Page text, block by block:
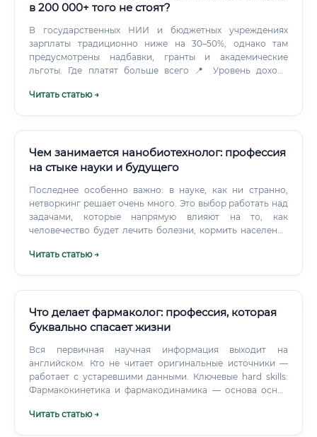
в 200 000+ того не стоят?
В государственных НИИ и бюджетных учреждениях
зарплаты традиционно ниже на 30–50%, однако там
предусмотрены надбавки, гранты и академические
льготы. Где платят больше всего 📍 Уровень дохода
региона и типа работодателя: ✅ Наибольшие зарплаты —
медицине).
Читать статью →
Чем занимается нанобиотехнолог: профессия
на стыке науки и будущего
Последнее особенно важно: в науке, как ни странно,
нетворкинг решает очень много. Это выбор работать над
задачами, которые напрямую влияют на то, как
человечество будет лечить болезни, кормить население
фундаментальном уровне. Мало какая профессия даёт
Читать статью →
Что делает фармаколог: профессия, которая
буквально спасает жизни
Вся первичная научная информация выходит на
английском. Кто не читает оригинальные источники —
работает с устаревшими данными. Ключевые hard skills:
Фармакокинетика и фармакодинамика — основа основ
Анализ данных, биостатистика Понимание протоколов
Читать статью →